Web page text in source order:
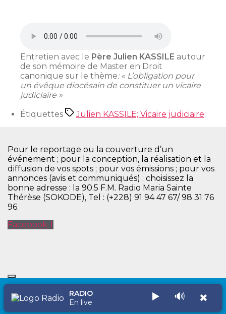
Entretien avec le Père Julien KASSILE autour
de son mémoire de Master en Droit
canonique sur le thème: « L’obligation pour
un évêque diocésain de constituer un vicaire
judiciaire »
Étiquettes
Julien KASSILE; Vicaire judiciaire;
Pour le reportage ou la couverture d’un
événement ; pour la conception, la réalisation et la
diffusion de vos spots ; pour vos émissions ; pour vos
annonces (avis et communiqués) ; choisissez la
bonne adresse : la 90.5 F.M. Radio Maria Sainte
Thérèse (SOKODE), Tel : (+228) 91 94 47 67/ 98 31 76
96.
Facebook-f
Copyright © 2026 Radio Maria Sainte Thérèse
RADIO
En live
▶️ 🔊 ✖